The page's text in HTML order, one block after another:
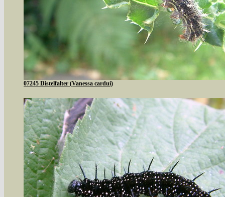
07245 Distelfalter (Vanessa cardui)